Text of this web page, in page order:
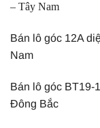
– Tây Nam
Bán lô góc 12A
Nam
Bán lô góc BT19-
Đông Bắc